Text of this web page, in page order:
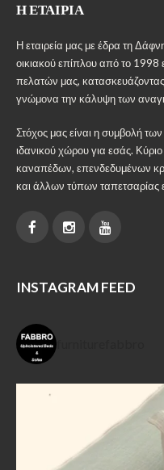
Η ΕΤΑΙΡΊΑ
Η εταιρεία μας με έδρα τη
οικιακού επίπλου από το 1998
πελατών μας, κατασκευάζοντας
γνώμονα την κάλυψη των
Στόχος μας είναι η συμβολή
ιδανικού χώρου για εσάς.
καναπέδων, επενδεδυμένων
και άλλων τύπων ταπετσαρίας
INSTAGRAM FEED